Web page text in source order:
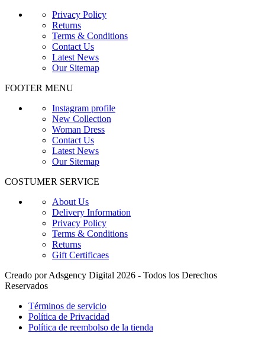
Privacy Policy
Returns
Terms & Conditions
Contact Us
Latest News
Our Sitemap
FOOTER MENU
Instagram profile
New Collection
Woman Dress
Contact Us
Latest News
Our Sitemap
COSTUMER SERVICE
About Us
Delivery Information
Privacy Policy
Terms & Conditions
Returns
Gift Certificaes
Creado por Adsgency Digital 2026 - Todos los Derechos
Reservados
Términos de servicio
Política de Privacidad
Política de reembolso de la tienda